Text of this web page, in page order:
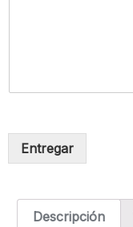
Entregar
Descripción